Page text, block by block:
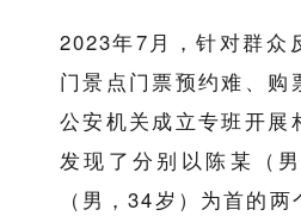
2023年7月，针对群众
门景点门票预约难、购
公安机关成立专班开展
发现了分别以陈某（
（男，34岁）为首的